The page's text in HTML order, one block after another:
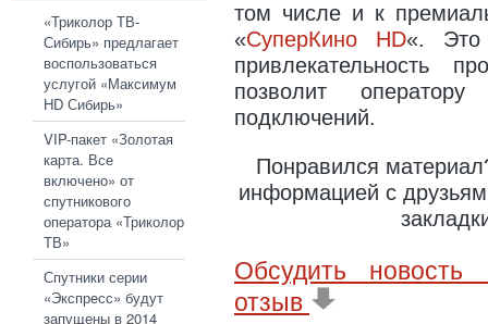
«Триколор ТВ-
Сибирь» предлагает
воспользоваться
услугой «Максимум
HD Сибирь»
VIP-пакет «Золотая
карта. Все
включено» от
спутникового
оператора «Триколор
ТВ»
Спутники серии
«Экспресс» будут
запущены в 2014
том числе и к
«СуперКино HD«. Это
привлекательность
позволит
подключений.
Понравился
информацией с
Обсудить новость
отзыв